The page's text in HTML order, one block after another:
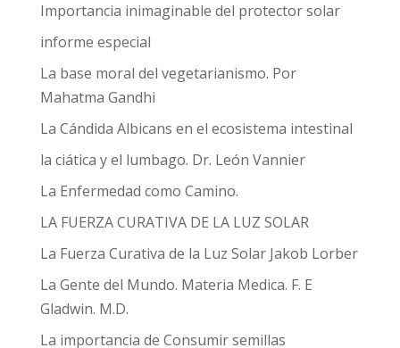
Importancia inimaginable del protector solar
informe especial
La base moral del vegetarianismo. Por
Mahatma Gandhi
La Cándida Albicans en el ecosistema intestinal
la ciática y el lumbago. Dr. León Vannier
La Enfermedad como Camino.
LA FUERZA CURATIVA DE LA LUZ SOLAR
La Fuerza Curativa de la Luz Solar Jakob Lorber
La Gente del Mundo. Materia Medica. F. E
Gladwin. M.D.
La importancia de Consumir semillas